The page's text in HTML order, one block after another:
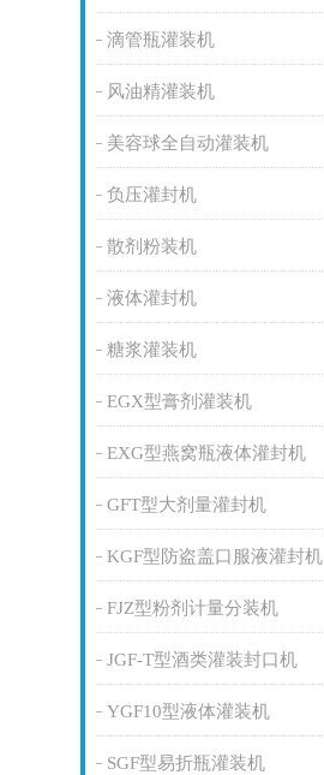
滴管瓶灌装机
风油精灌装机
美容球全自动灌装机
负压灌封机
散剂粉装机
液体灌封机
糖浆灌装机
EGX型膏剂灌装机
EXG型燕窝瓶液体灌封机
GFT型大剂量灌封机
KGF型防盗盖口服液灌封机
FJZ型粉剂计量分装机
JGF-T型酒类灌装封口机
YGF10型液体灌装机
SGF型易折瓶灌装机